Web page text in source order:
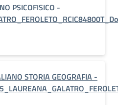
PSICOFISICO -
STORIA GEOGRAFIA -